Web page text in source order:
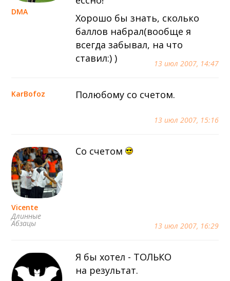
DMA
13 июл 2007, 14:47
Хорошо бы знать, сколько
баллов набрал(вообще я
всегда забывал, на что
ставил:) )
KarBofoz
13 июл 2007, 15:16
Полюбому со счетом.
Vicente
Длинные
Абзацы 13 июл 2007, 16:29
Со счетом
Я бы хотел - ТОЛЬКО
на результат.